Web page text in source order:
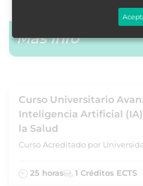
1 Créditos ECTS
Más info
Curso Universitario
Inteligencia Artificial
la Salud
Curso Acreditado por
25 horas 1 Créditos ECTS